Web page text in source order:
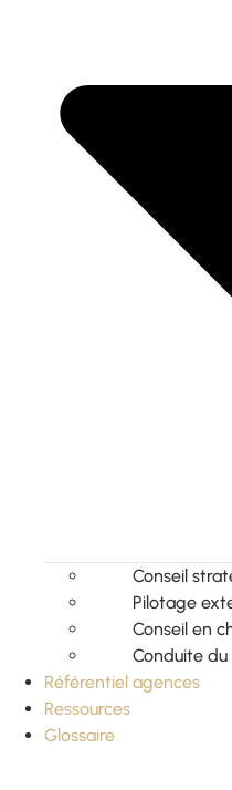
Conseil
Pilotage
Conseil en
Conduite
Référentiel agences
Ressources
Glossaire